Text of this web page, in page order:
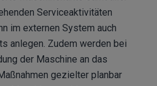
Serviceaktivitäten
im externen System auch
anlegen. Zudem werden bei
der Maschine an das
gezielter planbar